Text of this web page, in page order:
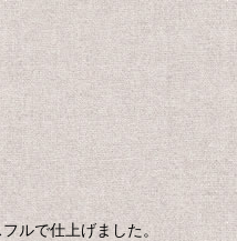
ルで仕上げました。